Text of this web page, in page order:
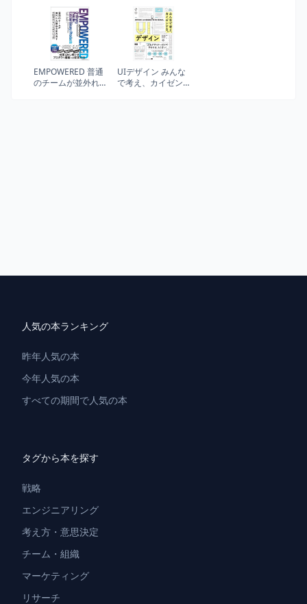
スタートアップ×伝
統企業
いた 「なぜ」と聞
かない質問術
EMPOWERED 普通
のチームが並外れ
UIデザイン みんな
で考え、カイゼン
人気の本ランキング
昨年人気の本
今年人気の本
すべての期間で人気の本
タグから本を探す
戦略
エンジニアリング
考え方・意思決定
チーム・組織
マーケティング
リサーチ